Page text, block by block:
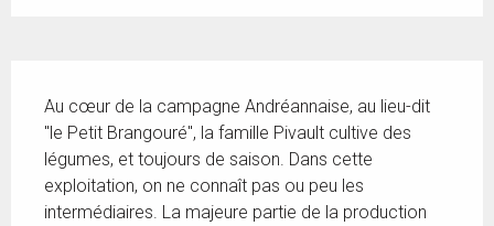
Au cœur de la campagne Andréannaise, au lieu-dit
"le Petit Brangouré", la famille Pivault cultive des
légumes, et toujours de saison. Dans cette
exploitation, on ne connaît pas ou peu les
intermédiaires. La majeure partie de la production